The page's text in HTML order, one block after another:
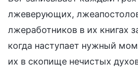
лжеверующих,
лжеработников в их книгах
когда наступает нужный
их в скопище нечистых